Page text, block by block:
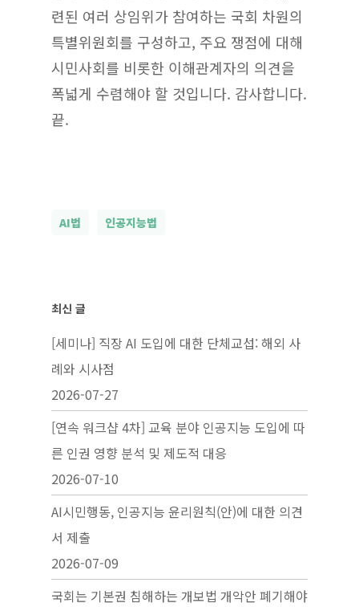
련된 여러 상임위가 참여하는 국회 차원의
특별위원회를 구성하고, 주요 쟁점에 대해
시민사회를 비롯한 이해관계자의 의견을
폭넓게 수렴해야 할 것입니다. 감사합니다.
끝.
AI법 인공지능법
최신 글
[세미나] 직장 AI 도입에 대한 단체교섭: 해외 사
례와 시사점
2026-07-27
[연속 워크샵 4차] 교육 분야 인공지능 도입에 따
른 인권 영향 분석 및 제도적 대응
2026-07-10
AI시민행동, 인공지능 윤리원칙(안)에 대한 의견
서 제출
2026-07-09
국회는 기본권 침해하는 개보법 개악안 폐기해야